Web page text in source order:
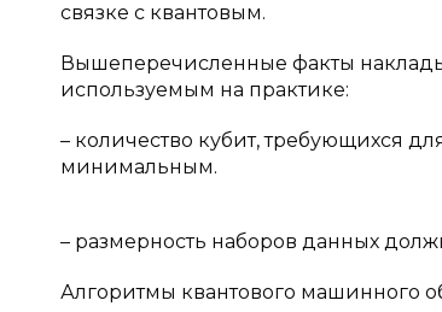
связке с квантовым.
Вышеперечисленные факты
используемым на практике:
– количество кубит, требующихся
минимальным.
– размерность наборов данных
Алгоритмы квантового машинного